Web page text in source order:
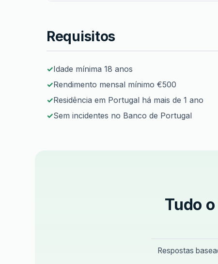
Requisitos
Idade mínima 18 anos
Rendimento mensal mínimo €500
Residência em Portugal há mais de 1 ano
Sem incidentes no Banco de Portugal
Tudo
Respostas